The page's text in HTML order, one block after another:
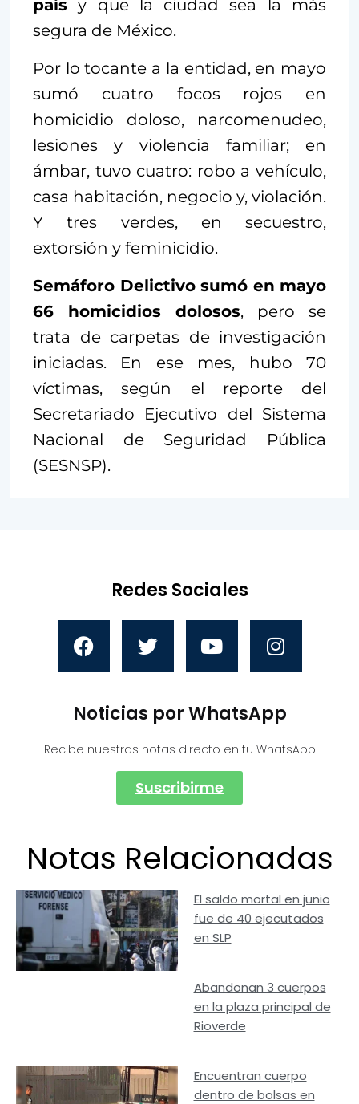
país y que la ciudad sea la más
segura de México.
Por lo tocante a la entidad, en mayo
sumó cuatro focos rojos en
homicidio doloso, narcomenudeo,
lesiones y violencia familiar; en
ámbar, tuvo cuatro: robo a vehículo,
casa habitación, negocio y, violación.
Y tres verdes, en secuestro,
extorsión y feminicidio.
Semáforo Delictivo sumó en mayo
66 homicidios dolosos, pero se
trata de carpetas de investigación
iniciadas. En ese mes, hubo 70
víctimas, según el reporte del
Secretariado Ejecutivo del Sistema
Nacional de Seguridad Pública
(SESNSP).
Redes Sociales
Noticias por WhatsApp
Recibe nuestras notas directo en tu WhatsApp
Suscribirme
Notas Relacionadas
El saldo mortal en junio
fue de 40 ejecutados
en SLP
Abandonan 3 cuerpos
en la plaza principal de
Rioverde
Encuentran cuerpo
dentro de bolsas en